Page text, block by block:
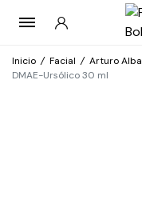
Inicio / Facial / Arturo Alba
DMAE-Ursólico 30 ml